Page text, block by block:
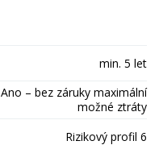
min. 5 let
Ano – bez záruky maximální
možné ztráty
Rizikový profil 6